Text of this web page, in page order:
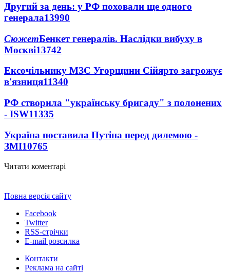
Другий за день: у РФ поховали ще одного
генерала13990
СюжетБенкет генералів. Наслідки вибуху в
Москві13742
Ексочільнику МЗС Угорщини Сійярто загрожує
в'язниця11340
РФ створила "українську бригаду" з полонених
- ISW11335
Україна поставила Путіна перед дилемою -
ЗМІ10765
Читати коментарі
Повна версія сайту
Facebook
Twitter
RSS-стрічки
E-mail розсилка
Контакти
Реклама на сайті